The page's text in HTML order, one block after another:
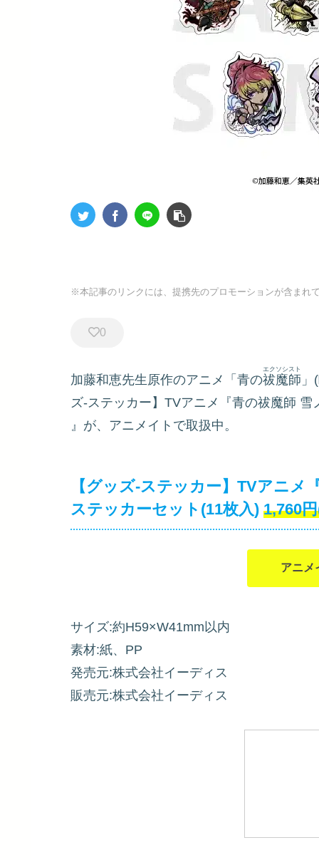
※本記事のリンクには、提携先のプロモーションが含まれ
0
加藤和恵先生原作のアニメ「青の祓魔師
エクソシスト
ズ-ステッカー】TVアニメ『青の祓魔師
』が、アニメイトで取扱中。
【グッズ-ステッカー】TVアニメ
ステッカーセット(11枚入) 1,760
アニメ
サイズ:約H59×W41mm以内
素材:紙、PP
発売元:株式会社イーディス
販売元:株式会社イーディス